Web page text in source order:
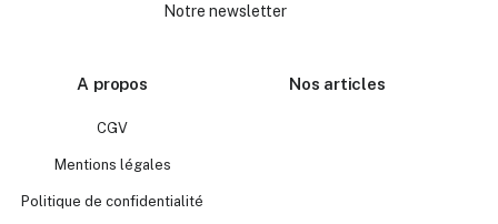
Notre newsletter
A propos
CGV
Mentions légales
Politique de confidentialité
Nos articles